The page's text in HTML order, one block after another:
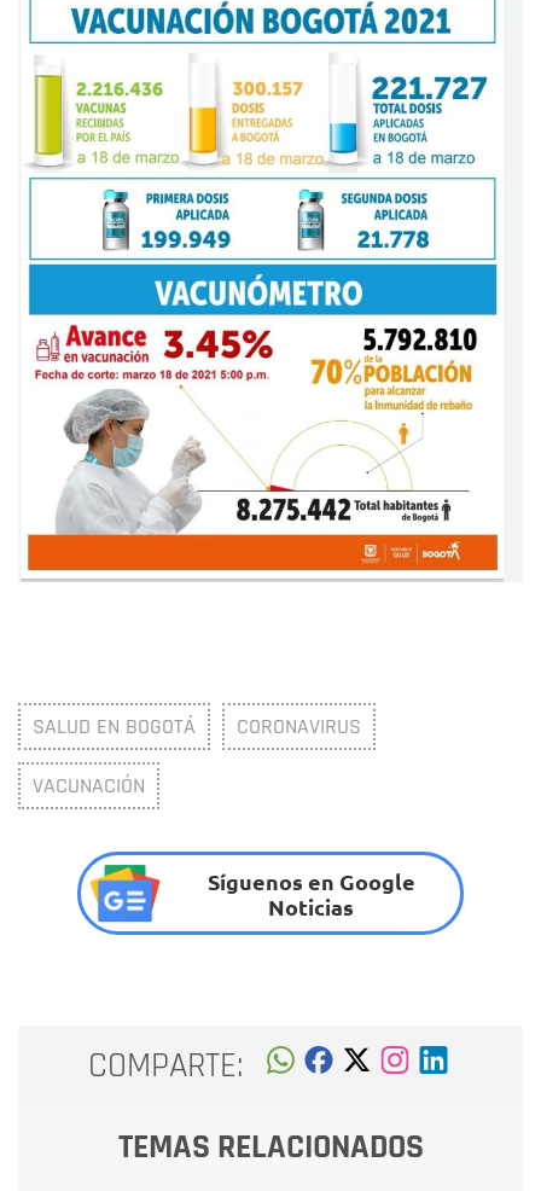
SALUD EN BOGOTÁ CORONAVIRUS
VACUNACIÓN
Síguenos en Google
Noticias
COMPARTE:
TEMAS RELACIONADOS